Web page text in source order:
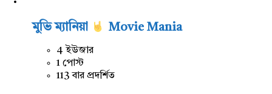
মুভি ম্যানিয়া Movie Mania
4 ইউজার
1 পোস্ট
113 বার প্রদর্শিত